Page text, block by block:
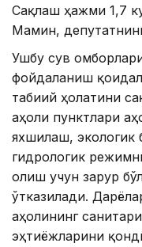
Сақлаш ҳажми 1,7
Мамин,
Ушбу сув
фойдаланиш
табиий ҳолатини
аҳоли пунктлари
яхшилаш, экологик
гидрологик
олиш учун зарур
ўтказилади.
аҳолининг
эҳтиёжларини